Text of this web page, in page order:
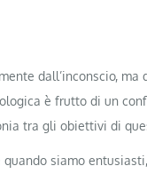
dall’inconscio, ma
è frutto di un
tra gli obiettivi di
quando siamo